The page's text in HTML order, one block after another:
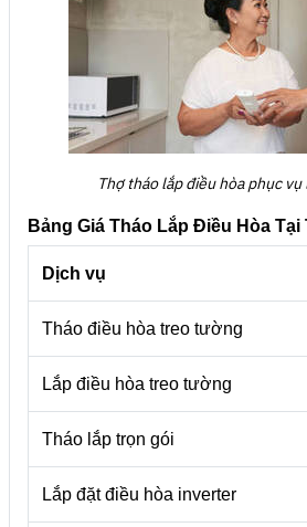
Thợ tháo lắp điều hòa phục
Bảng Giá Tháo Lắp Điều Hòa Tại
Dịch vụ
Tháo điều hòa treo tường
Lắp điều hòa treo tường
Tháo lắp trọn gói
Lắp đặt điều hòa inverter